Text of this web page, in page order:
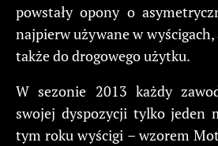
powstały opony o
najpierw używane w
także do drogowego użytku.
W sezonie 2013 każdy
swojej dyspozycji tylko jeden
tym roku wyścigi – wzorem